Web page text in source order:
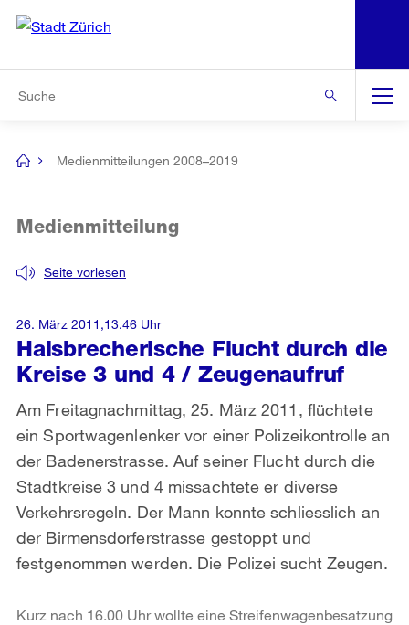
Navigation
[no
Medienmitteilungen 2008–2019
Halsbrecherische Flucht durch die
Kreise 3 und 4 / Zeugenaufruf
Seite vorlesen
Medienmitteilung
Am Freitagnachmittag, 25. März 2011, flüchtete
ein Sportwagenlenker vor einer Polizeikontrolle an
der Badenerstrasse. Auf seiner Flucht durch die
Stadtkreise 3 und 4 missachtete er diverse
Verkehrsregeln. Der Mann konnte schliesslich an
der Birmensdorferstrasse gestoppt und
festgenommen werden. Die Polizei sucht Zeugen.
26. März 2011,13.46 Uhr
Kurz nach 16.00 Uhr wollte eine Streifenwagenbesatzung